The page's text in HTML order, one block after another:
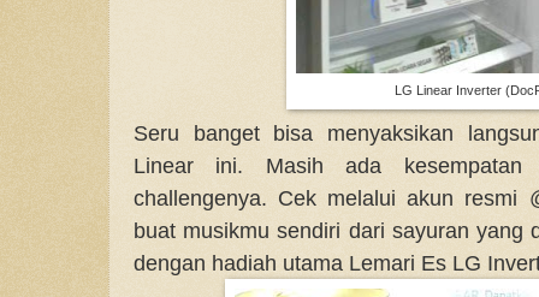
LG Linear Inverter
Seru banget bisa menyaksikan
Linear ini. Masih ada
challengenya. Cek melalui akun resmi
buat musikmu sendiri dari sayuran yang
dengan hadiah utama Lemari Es LG